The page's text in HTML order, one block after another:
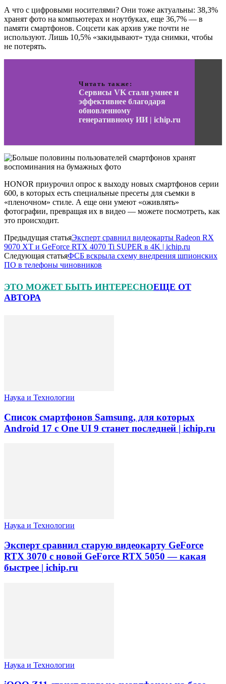
А что с цифровыми носителями? Они тоже актуальны: 38,3%
хранят фото на компьютерах и ноутбуках, еще 36,7% — в
памяти смартфонов. Соцсети как архив уже почти не
используют. Лишь 10,5% «закидывают» туда снимки, чтобы
не потерять.
Читать также:
Сервисы VK стали умнее и
эффективнее благодаря
обновленному
генеративному ИИ | ichip.ru
HONOR приурочил опрос к выходу новых смартфонов серии
600, в которых есть специальные пресеты для съемки в
«пленочном» стиле. А еще они умеют «оживлять»
фотографии, превращая их в видео — можете посмотреть, как
это происходит.
Предыдущая статьяЭксперт сравнил видеокарты Radeon RX
9070 XT и GeForce RTX 4070 Ti SUPER в 4K | ichip.ru
Следующая статьяФСБ вскрыла схему внедрения шпионских
ПО в телефоны чиновников
ЭТО МОЖЕТ БЫТЬ ИНТЕРЕСНОЕЩЕ ОТ
АВТОРА
Наука и Технологии
Список смартфонов Samsung, для которых
Android 17 с One UI 9 станет последней | ichip.ru
Наука и Технологии
Эксперт сравнил старую видеокарту GeForce
RTX 3070 с новой GeForce RTX 5050 — какая
быстрее | ichip.ru
Наука и Технологии